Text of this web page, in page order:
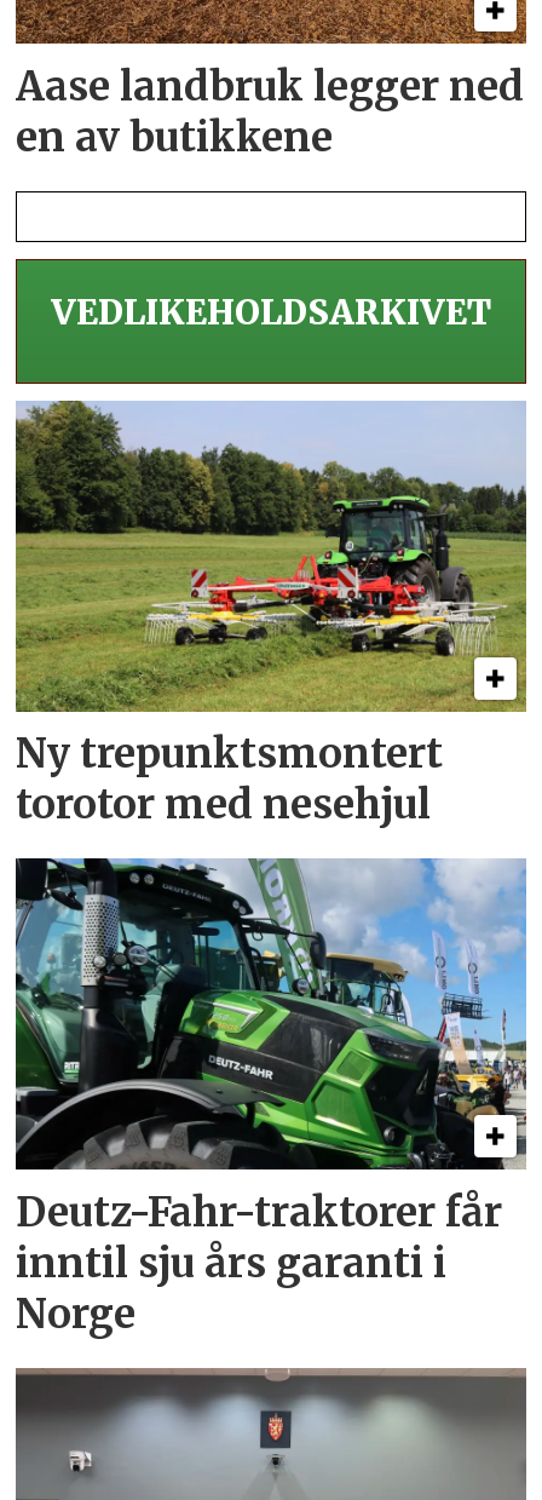
Aase landbruk legger ned
en av butikkene
VEDLIKEHOLDS­ARKIVET
Ny trepunkts­montert
torotor med nesehjul
Deutz-Fahr-traktorer får
inntil sju års garanti i
Norge